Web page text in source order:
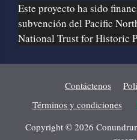
Este proyecto ha sido
subvención del Pacific
National Trust for Historic
Contáctenos
Términos y condiciones
Copyright © 2026